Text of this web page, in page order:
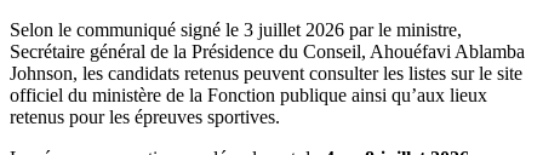
Selon le communiqué signé le 3 juillet 2026 par le ministre,
Secrétaire général de la Présidence du Conseil, Ahouéfavi Ablamba
Johnson, les candidats retenus peuvent consulter les listes sur le site
officiel du ministère de la Fonction publique ainsi qu’aux lieux
retenus pour les épreuves sportives.